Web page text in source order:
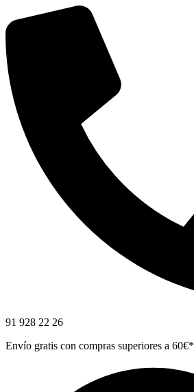
91 928 22 26
Envío gratis con compras superiores a 60€*